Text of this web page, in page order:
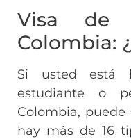
Visa de
Colombia:
Si usted está
estudiante o
Colombia,
hay más de 16